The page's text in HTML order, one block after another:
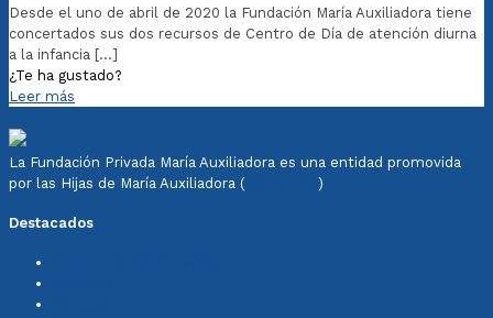
Desde el uno de abril de 2020 la Fundación María Auxiliadora tiene
concertados sus dos recursos de Centro de Día de atención diurna
a la infancia […]
¿Te ha gustado?
Leer más
La Fundación Privada María Auxiliadora es una entidad promovida
por las Hijas de María Auxiliadora (
)
Destacados